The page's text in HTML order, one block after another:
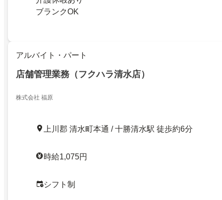
ブランクOK
アルバイト・パート
店舗管理業務（フクハラ清水店）
株式会社 福原
上川郡 清水町本通 / 十勝清水駅 徒歩約6分
時給1,075円
シフト制